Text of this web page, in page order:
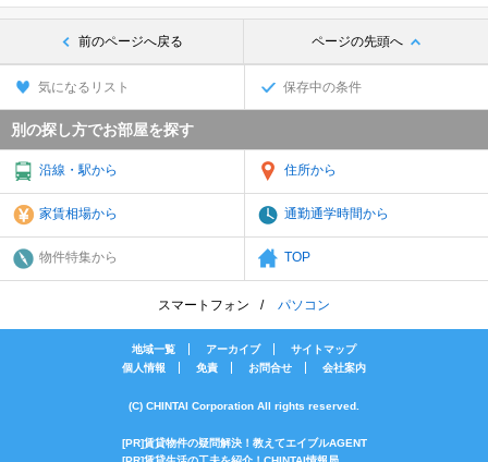
前のページへ戻る ページの先頭へ
気になるリスト 保存中の条件
別の探し方でお部屋を探す
沿線・駅から 住所から
家賃相場から 通勤通学時間から
物件特集から TOP
スマートフォン パソコン
地域一覧 アーカイブ
サイトマップ
個人情報
免責 お問合せ 会社案内
(C) CHINTAI Corporation All rights reserved.
[PR]賃貸物件の疑問解決！教えてエイブルAGENT